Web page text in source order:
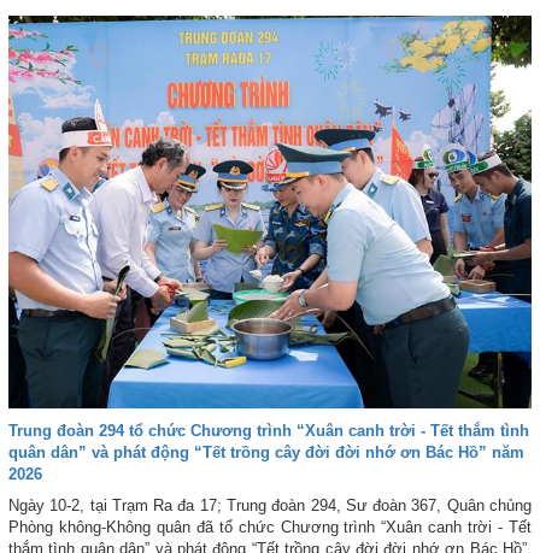
Trung đoàn 294 tổ chức Chương trình “Xuân canh trời - Tết thắm tình
quân dân” và phát động “Tết trồng cây đời đời nhớ ơn Bác Hồ” năm
2026
Ngày 10-2, tại Trạm Ra đa 17; Trung đoàn 294, Sư đoàn 367, Quân chủng
Phòng không-Không quân đã tổ chức Chương trình “Xuân canh trời - Tết
thắm tình quân dân” và phát động “Tết trồng cây đời đời nhớ ơn Bác Hồ”.